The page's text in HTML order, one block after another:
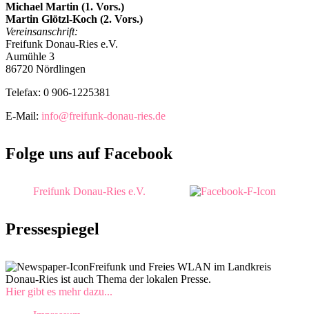
Michael Martin (1. Vors.)
Martin Glötzl-Koch (2. Vors.)
Vereinsanschrift:
Freifunk Donau-Ries e.V.
Aumühle 3
86720 Nördlingen
Telefax: 0 906-1225381
E-Mail: info@freifunk-donau-ries.de
Folge uns auf Facebook
Freifunk Donau-Ries e.V.
Pressespiegel
Freifunk und Freies WLAN im Landkreis
Donau-Ries ist auch Thema der lokalen Presse.
Hier gibt es mehr dazu...